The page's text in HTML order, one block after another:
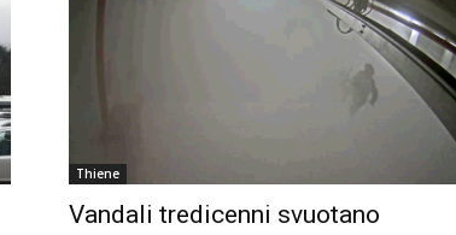
Thiene
Vandali tredicenni svuotano